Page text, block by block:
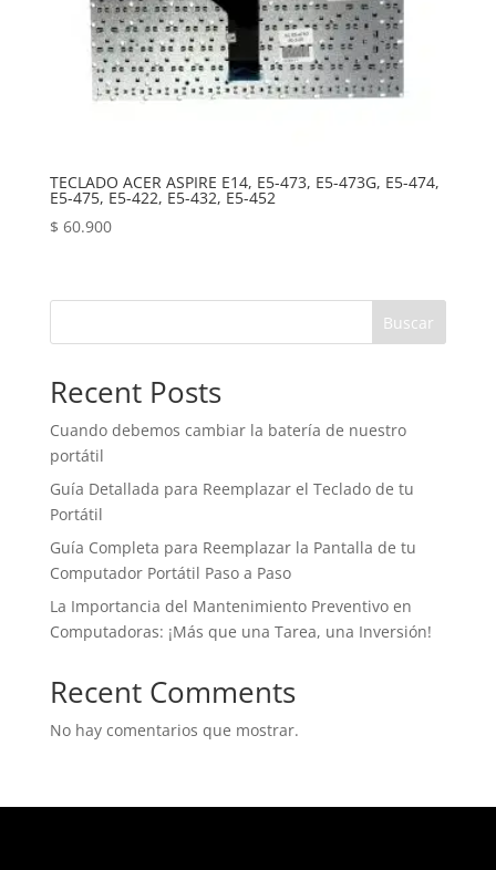
TECLADO ACER ASPIRE E14, E5-473, E5-473G, E5-474,
E5-475, E5-422, E5-432, E5-452
$ 60.900
Buscar
Recent Posts
Cuando debemos cambiar la batería de nuestro
portátil
Guía Detallada para Reemplazar el Teclado de tu
Portátil
Guía Completa para Reemplazar la Pantalla de tu
Computador Portátil Paso a Paso
La Importancia del Mantenimiento Preventivo en
Computadoras: ¡Más que una Tarea, una Inversión!
Recent Comments
No hay comentarios que mostrar.